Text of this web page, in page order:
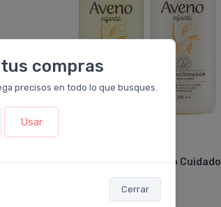
compras
precisos en todo lo que busques.
Usar
Cerrar
Aveno Infantil Combo Cuidado